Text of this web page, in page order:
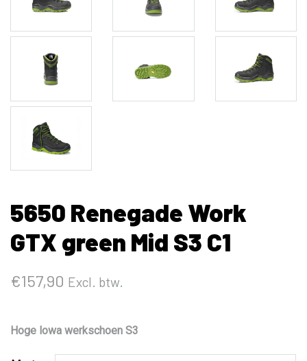
5650 Renegade Work
GTX green Mid S3 C1
€157,90 Excl. btw.
Hoge lowa werkschoen S3